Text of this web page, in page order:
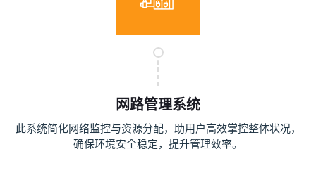
网路管理系统
此系统简化网络监控与资源分配，助用户高效掌控整体状况，
确保环境安全稳定，提升管理效率。